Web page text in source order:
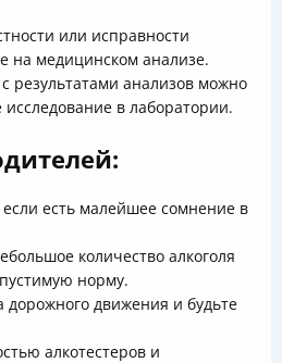
или исправности
на медицинском анализе.
результатами анализов можно
в лаборатории.
если есть малейшее сомнение в
количество алкоголя
норму.
движения и будьте
алкотестеров и